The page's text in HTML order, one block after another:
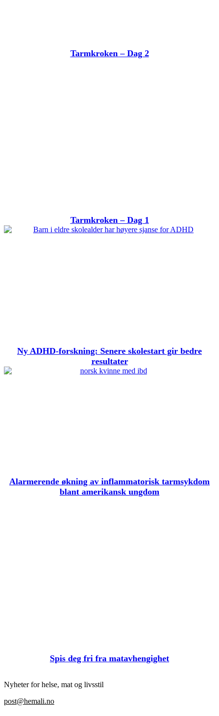
Tarmkroken – Dag 2
Tarmkroken – Dag 1
Ny ADHD-forskning: Senere skolestart gir bedre
resultater
Alarmerende økning av inflammatorisk tarmsykdom
blant amerikansk ungdom
Spis deg fri fra matavhengighet
Nyheter for helse, mat og livsstil
post@hemali.no